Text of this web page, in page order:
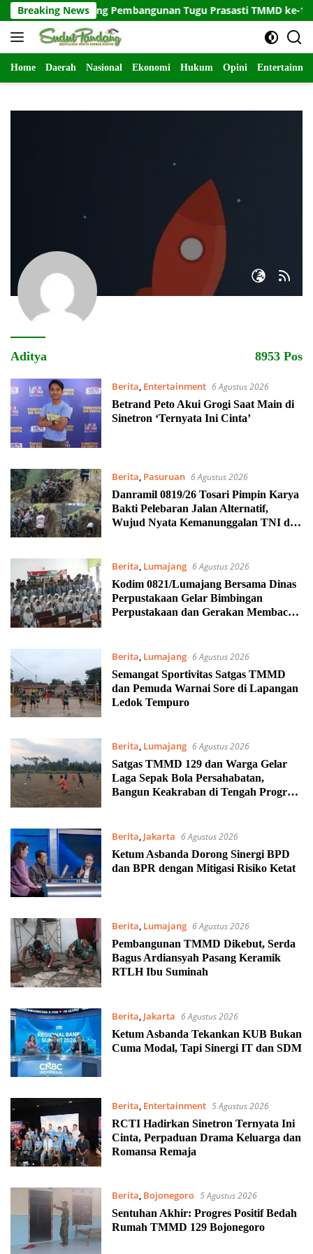
Langsung
ke
konten
Breaking News
Pasir Dukung Pembangunan Tugu Prasasti TMMD ke-129
Home Daerah Nasional Ekonomi Hukum Opini
Aditya 8953 Pos
Berita, Entertainment 6 Agustus 2026
Betrand Peto Akui Grogi Saat Main di
Sinetron ‘Ternyata Ini Cinta’
Berita, Pasuruan 6 Agustus 2026
Danramil 0819/26 Tosari Pimpin Karya
Bakti Pelebaran Jalan Alternatif,
Wujud Nyata Kemanunggalan TNI dan
Berita, Lumajang 6 Agustus 2026
Kodim 0821/Lumajang Bersama Dinas
Perpustakaan Gelar Bimbingan
Perpustakaan dan Gerakan Membaca
Berita, Lumajang 6 Agustus 2026
Semangat Sportivitas Satgas TMMD
dan Pemuda Warnai Sore di Lapangan
Ledok Tempuro
Berita, Lumajang 6 Agustus 2026
Satgas TMMD 129 dan Warga Gelar
Laga Sepak Bola Persahabatan,
Bangun Keakraban di Tengah Program
Berita Jakarta 6 Agustus 2026
Ketum Asbanda Dorong Sinergi BPD
dan BPR dengan Mitigasi Risiko Ketat
Berita, Lumajang 6 Agustus 2026
Pembangunan TMMD Dikebut, Serda
Bagus Ardiansyah Pasang Keramik
RTLH Ibu Suminah
Berita Jakarta 6 Agustus 2026
Ketum Asbanda Tekankan KUB Bukan
Cuma Modal, Tapi Sinergi IT dan SDM
Berita, Entertainment 5 Agustus 2026
RCTI Hadirkan Sinetron Ternyata Ini
Cinta, Perpaduan Drama Keluarga dan
Romansa Remaja
Berita, Bojonegoro 5 Agustus 2026
Sentuhan Akhir: Progres Positif Bedah
Rumah TMMD 129 Bojonegoro